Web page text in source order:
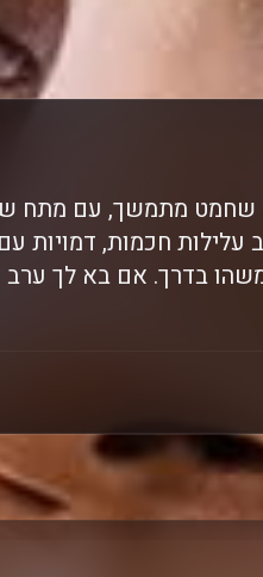
משחק שחמט מתמשך, עם
חכמות, דמויות
בדרך. אם בא לך